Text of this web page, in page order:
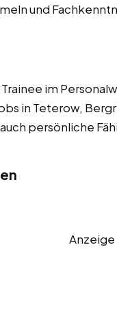
und
im
in Teterow,
persönliche
Anzeige